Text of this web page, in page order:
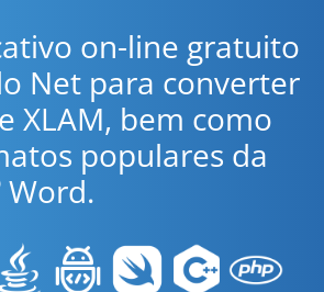
on-line gratuito
Net para converter
XLAM, bem como
populares da
Word.